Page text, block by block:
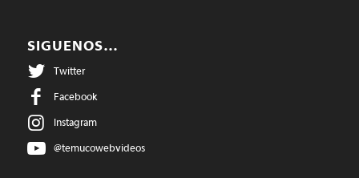
SIGUENOS…
Twitter
Facebook
Instagram
@temucowebvideos